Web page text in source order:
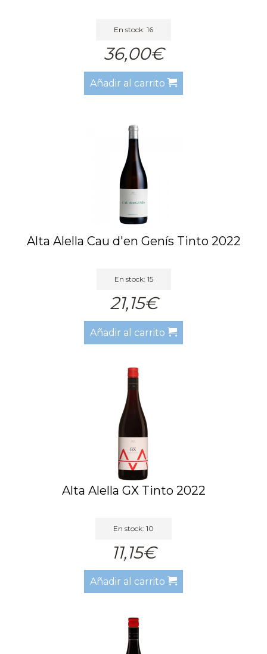
En stock: 16
36,00€
Añadir al carrito
Alta Alella Cau d'en Genís Tinto 2022
En stock: 15
21,15€
Añadir al carrito
Alta Alella GX Tinto 2022
En stock: 10
11,15€
Añadir al carrito